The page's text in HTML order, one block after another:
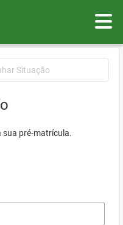
Situação
sua pré-matrícula.